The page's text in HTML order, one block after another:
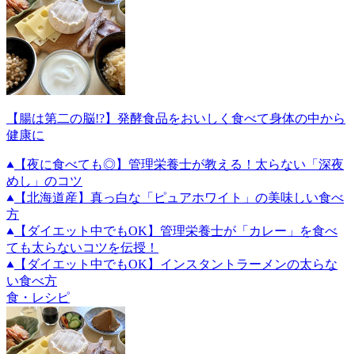
【腸は第二の脳!?】発酵食品をおいしく食べて身体の中から
健康に
【夜に食べても◎】管理栄養士が教える！太らない「深夜
めし」のコツ
【北海道産】真っ白な「ピュアホワイト」の美味しい食べ
方
【ダイエット中でもOK】管理栄養士が「カレー」を食べ
ても太らないコツを伝授！
【ダイエット中でもOK】インスタントラーメンの太らな
い食べ方
食・レシピ